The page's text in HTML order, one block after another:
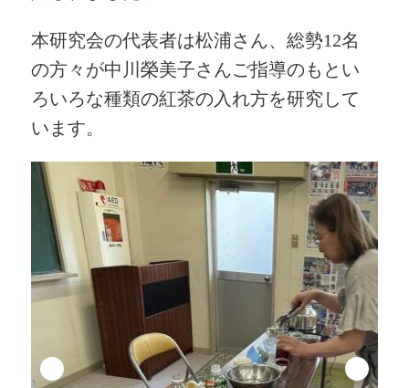
本研究会の代表者は松浦さん、総勢12名
の方々が中川榮美子さんご指導のもとい
ろいろな種類の紅茶の入れ方を研究して
います。